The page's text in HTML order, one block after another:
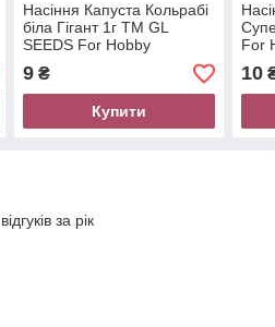
Насіння Капуста Кольрабі
біла Гігант 1г ТМ GL
SEEDS For Hobby
9₴
Купити
For
10
за рік